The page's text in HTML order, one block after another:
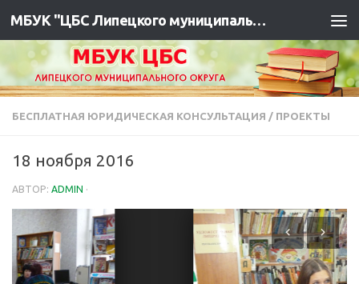
МБУК "ЦБС Липецкого муниципального района"
БЕСПЛАТНАЯ ЮРИДИЧЕСКАЯ КОНСУЛЬТАЦИЯ / ПРОЕКТЫ
18 ноября 2016
АВТОР: ADMIN ·